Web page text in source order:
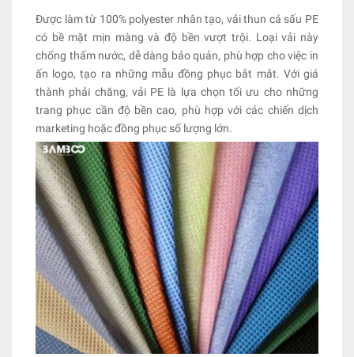
Được làm từ 100% polyester nhân tạo, vải thun cá sấu PE
có bề mặt mịn màng và độ bền vượt trội. Loại vải này
chống thấm nước, dễ dàng bảo quản, phù hợp cho việc in
ấn logo, tạo ra những mẫu đồng phục bắt mắt. Với giá
thành phải chăng, vải PE là lựa chọn tối ưu cho những
trang phục cần độ bền cao, phù hợp với các chiến dịch
marketing hoặc đồng phục số lượng lớn.